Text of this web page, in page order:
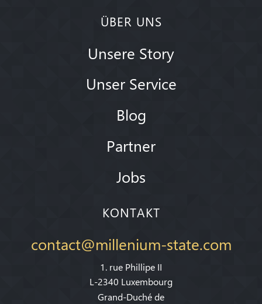
ÜBER UNS
Unsere Story
Unser Service
Blog
Partner
Jobs
KONTAKT
contact@millenium-state.com
1. rue Phillipe II
L-2340 Luxembourg
Grand-Duché de